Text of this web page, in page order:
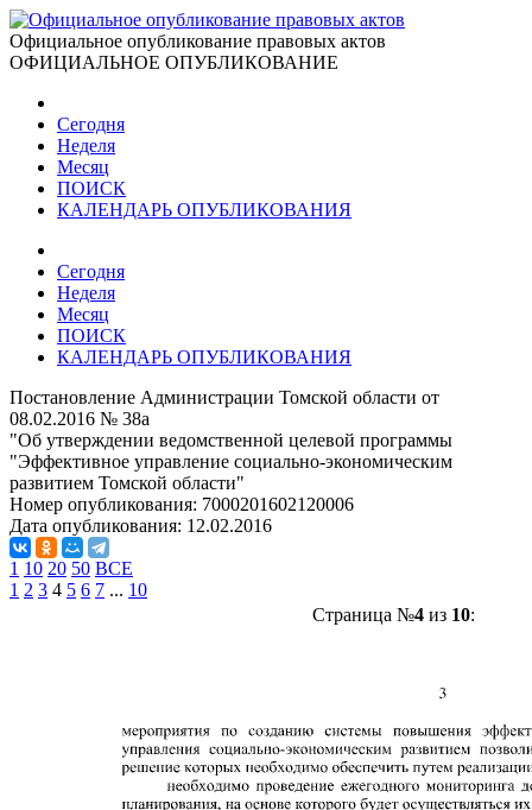
Официальное опубликование правовых актов
ОФИЦИАЛЬНОЕ ОПУБЛИКОВАНИЕ
Сегодня
Неделя
Месяц
ПОИСК
КАЛЕНДАРЬ ОПУБЛИКОВАНИЯ
Сегодня
Неделя
Месяц
ПОИСК
КАЛЕНДАРЬ ОПУБЛИКОВАНИЯ
Постановление Администрации Томской области от
08.02.2016 № 38а
"Об утверждении ведомственной целевой программы
"Эффективное управление социально-экономическим
развитием Томской области"
Номер опубликования: 7000201602120006
Дата опубликования: 12.02.2016
1 10 20 50 ВСЕ
1 2 3 4 5 6 7 ... 10
Страница №4из 10: